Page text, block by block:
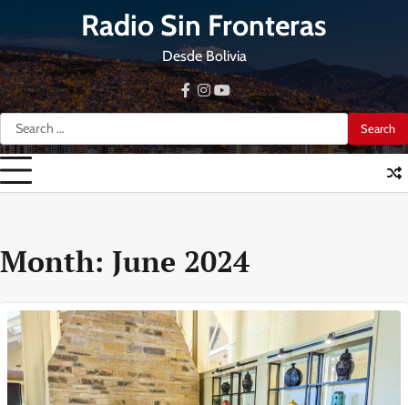
content
Radio Sin Fronteras
Desde Bolivia
Search
for:
facebook
instagram
youtube
Month: June 2024